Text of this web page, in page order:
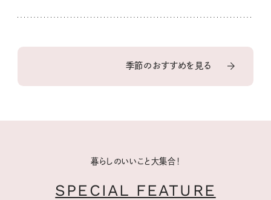
季節のおすすめを見る
暮らしのいいこと大集合！
SPECIAL FEATURE